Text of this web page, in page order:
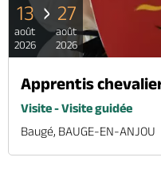
13
août
2026
27
août
2026
Apprentis
Visite - Visite guidée
Baugé, BAUGE-EN-ANJOU